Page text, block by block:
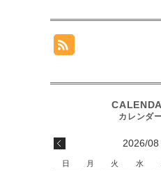
2026/08
日 月 火 水